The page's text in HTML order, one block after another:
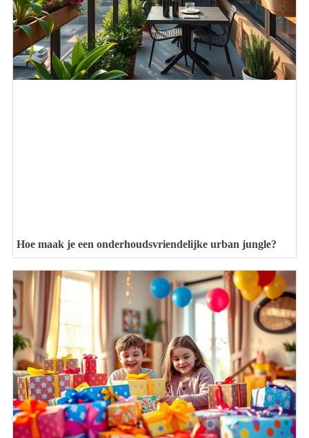
Hoe maak je een onderhoudsvriendelijke urban jungle?